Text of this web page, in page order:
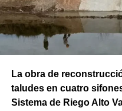
La obra de
taludes en cuatro
Sistema de Riego Alto